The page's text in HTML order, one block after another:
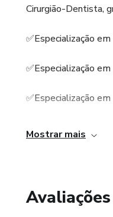
Cirurgião-Dentista,
✅Especialização
✅Especialização
✅Especialização
✅Master em
O QUE É O
Mostrar mais
Avaliações